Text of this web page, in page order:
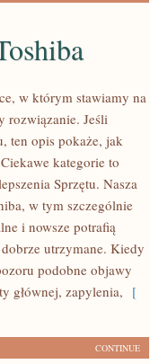
w którym stawiamy na
rozwiązanie. Jeśli
ten opis pokaże, jak
kategorie to
Sprzętu. Nasza
w tym szczególnie
i nowsze potrafią
utrzymane. Kiedy
podobne objawy
głównej, zapylenia, [
CONTINUE